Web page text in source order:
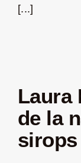
[...]
Laura
de la